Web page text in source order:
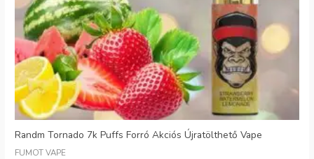
Randm Tornado 7k Puffs Forró Akciós Újratölthető Vape
FUMOT VAPE